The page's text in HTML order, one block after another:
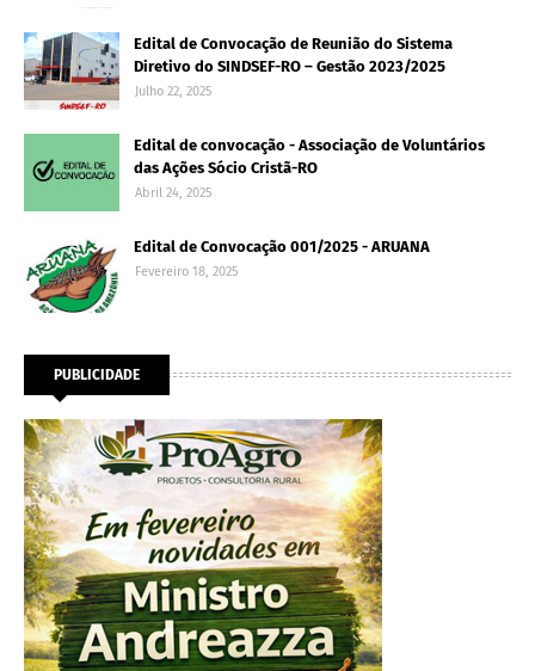
Edital de Convocação de Reunião do Sistema
Diretivo do SINDSEF-RO – Gestão 2023/2025
Julho 22, 2025
Edital de convocação - Associação de Voluntários
das Ações Sócio Cristã-RO
Abril 24, 2025
Edital de Convocação 001/2025 - ARUANA
Fevereiro 18, 2025
PUBLICIDADE